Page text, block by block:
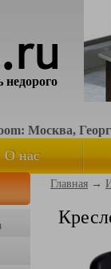
Москва,
О нас
Главная →